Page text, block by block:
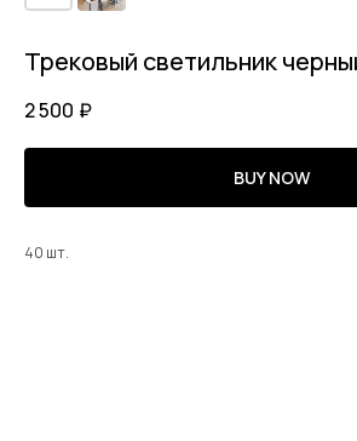
Трековый светильник
2 500 ₽
BUY NOW
40 шт.